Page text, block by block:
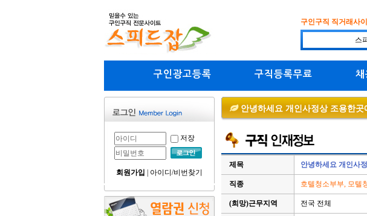
구인구직 직거래사
구인광고등록 구직등록무료 채
저장
회원가입 아이디/비번찾기
안녕하세요 개인사정상 조용한곳
제목 안녕하세요 개인사
직종 호텔청소부부, 모텔
(희망)근무지역 전국 전체